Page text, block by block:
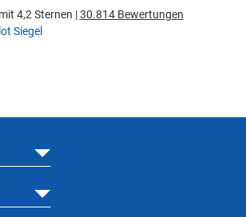
4,2 Sternen |30.814 Bewertungen